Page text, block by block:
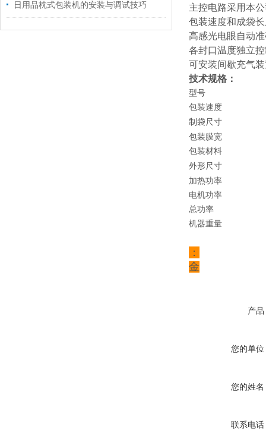
日用品枕式包装机的安装与调试技巧
主控电路采用本
包装速度和成袋
高感光电眼自动
各封口温度独立
可安装间歇充气
技术规格：
型号
包装速度
制袋尺寸
包装膜宽
包装材料
外形尺寸
加热功率
电机功率
总功率
机器重量
：
金
产品
您的单位
您的姓名
联系电话